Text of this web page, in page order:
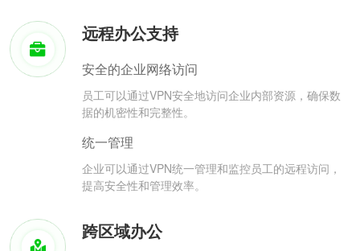
远程办公支持
安全的企业网络访问
员工可以通过VPN安全地访问企业内部资源，确保数
据的机密性和完整性。
统一管理
企业可以通过VPN统一管理和监控员工的远程访问，
提高安全性和管理效率。
跨区域办公